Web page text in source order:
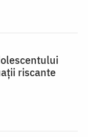
riscante